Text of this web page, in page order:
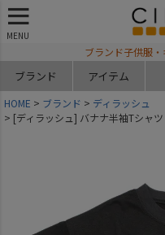
MENU
ブランド子供服
ブランド アイテム
HOME ブランド
ディラッシュ
[ディラッシュ] バナナ半袖Tシャ